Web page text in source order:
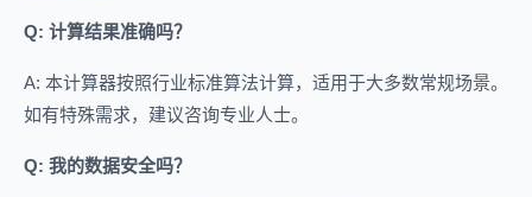
Q: 计算结果准确吗？
A: 本计算器按照行业标准算法计算，适用于大多数常规场景。
如有特殊需求，建议咨询专业人士。
Q: 我的数据安全吗？